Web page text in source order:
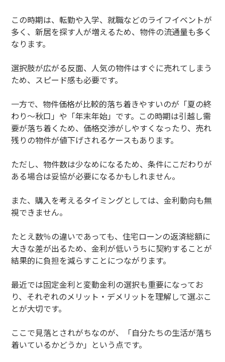
この時期は、転勤や入学、就職などのライフイベントが
多く、新居を探す人が増えるため、物件の流通量も多く
なります。
選択肢が広がる反面、人気の物件はすぐに売れてしまう
ため、スピード感も必要です。
一方で、物件価格が比較的落ち着きやすいのが「夏の終
わり〜秋口」や「年末年始」です。この時期は引越し需
要が落ち着くため、価格交渉がしやすくなったり、売れ
残りの物件が値下げされるケースもあります。
ただし、物件数は少なめになるため、条件にこだわりが
ある場合は妥協が必要になるかもしれません。
また、購入を考えるタイミングとしては、金利動向も無
視できません。
たとえ数％の違いであっても、住宅ローンの返済総額に
大きな差が出るため、金利が低いうちに契約することが
結果的に負担を減らすことにつながります。
最近では固定金利と変動金利の選択も重要になってお
り、それぞれのメリット・デメリットを理解して選ぶこ
とが大切です。
ここで見落とされがちなのが、「自分たちの生活が落ち
着いているかどうか」という点です。